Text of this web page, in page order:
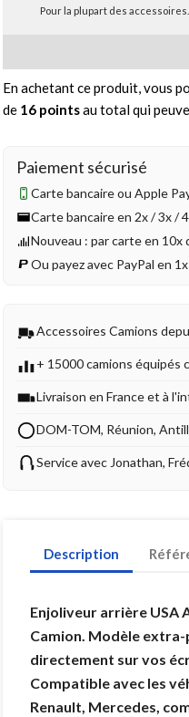
Pour la plupart des accessoires.
En achetant ce produit, vous
de 16 pointsau total qui
Paiement sécurisé
Carte bancaire ou Apple
Carte bancaire en 2x / 3x /
Nouveau : par carte en 10x
Ou payez avec PayPal en
Accessoires Camions
+ 15000 camions équipés
Livraison en France et à
DOM-TOM, Réunion,
Service avec Jonathan,
Description
Enjoliveur arrière USA
Camion. Modèle
directement sur vos
Compatible avec les
Renault, Mercedes,